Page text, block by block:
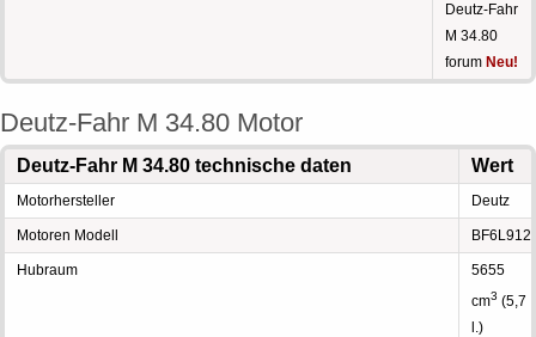
Deutz-Fahr
M 34.80
forum Neu!
Deutz-Fahr M 34.80 Motor
Deutz-Fahr M 34.80 technische daten Wert
Motorhersteller Deutz
Motoren Modell BF6L912
Hubraum
5655
cm3 (5,7
l.)